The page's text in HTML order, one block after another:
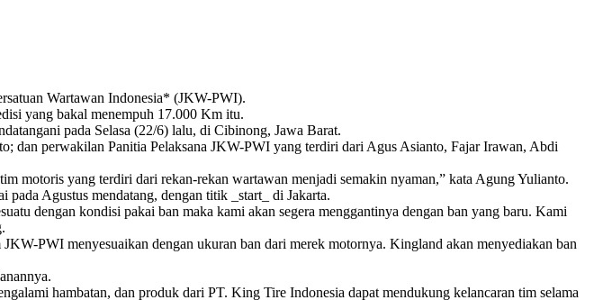
Wartawan Indonesia* (JKW-PWI).
yang bakal menempuh 17.000 Km itu.
pada Selasa (22/6) lalu, di Cibinong, Jawa Barat.
dan perwakilan Panitia Pelaksana JKW-PWI yang terdiri dari Agus Asianto, Fajar Irawan, Abdi
motoris yang terdiri dari rekan-rekan wartawan menjadi semakin nyaman,” kata Agung Yulianto.
Agustus mendatang, dengan titik _start_ di Jakarta.
dengan kondisi pakai ban maka kami akan segera menggantinya dengan ban yang baru. Kami
PWI menyesuaikan dengan ukuran ban dari merek motornya. Kingland akan menyediakan ban
hambatan, dan produk dari PT. King Tire Indonesia dapat mendukung kelancaran tim selama